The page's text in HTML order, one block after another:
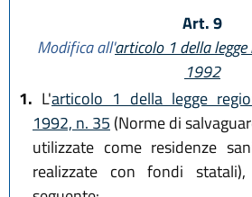
Art. 9
Modifica all'articolo 1 della
1992
1. L'articolo 1 della legge
1992, n. 35 (Norme di
utilizzate come residenze
realizzate con fondi